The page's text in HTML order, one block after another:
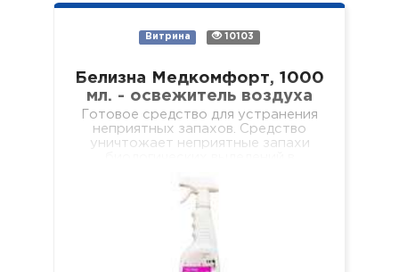
Витрина 10103
Белизна Медкомфорт, 1000
мл. - освежитель воздуха
Готовое средство для устранения
неприятных запахов. Средство
уничтожает неприятные запахи
разного профиля, учебных и
дошкольных учреждениях, в местах
общественного и…